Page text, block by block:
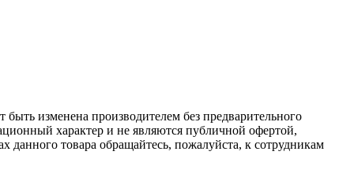
изменена производителем без предварительного
характер и не являются публичной офертой,
данного товара обращайтесь, пожалуйста, к сотрудникам